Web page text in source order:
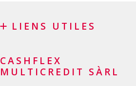
LIENS UTILES
Demande de sponsoring
CASHFLEX
MULTICREDIT SÀRL